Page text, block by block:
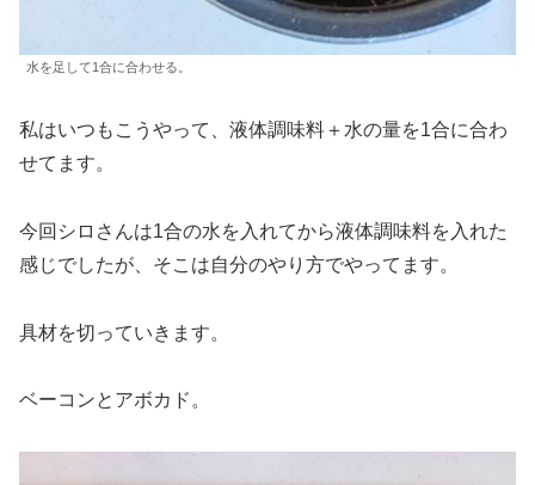
水を足して1合に合わせる。
私はいつもこうやって、液体調味料＋水の量を1合に合わ
せてます。
今回シロさんは1合の水を入れてから液体調味料を入れた
感じでしたが、そこは自分のやり方でやってます。
具材を切っていきます。
ベーコンとアボカド。